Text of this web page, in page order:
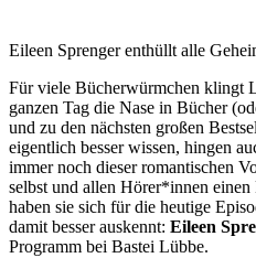
Eileen Sprenger enthüllt alle
Für viele Bücherwürmchen klingt
ganzen Tag die Nase in Bücher
und zu den nächsten großen
eigentlich besser wissen, hingen
immer noch dieser romantischen
selbst und allen Hörer*innen einen
haben sie sich für die heutige
damit besser auskennt: Eileen
Programm bei Bastei Lübbe.